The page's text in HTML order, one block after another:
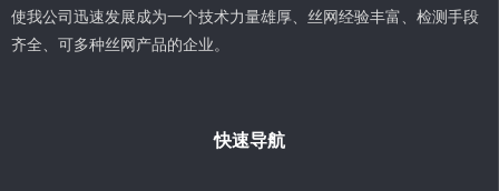
使我公司迅速发展成为一个技术力量雄厚、丝网经验丰富、检测手段
齐全、可多种丝网产品的企业。
快速导航